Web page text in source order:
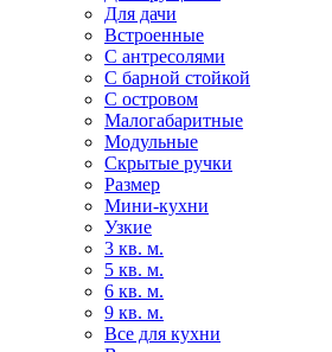
Для дачи
Встроенные
С антресолями
С барной стойкой
С островом
Малогабаритные
Модульные
Скрытые ручки
Размер
Мини-кухни
Узкие
3 кв. м.
5 кв. м.
6 кв. м.
9 кв. м.
Все для кухни